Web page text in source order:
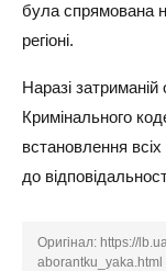
була спрямована
регіоні.
Наразі
Кримінального
встановлення
до
Оригінал: https://
aborantku_yaka.html